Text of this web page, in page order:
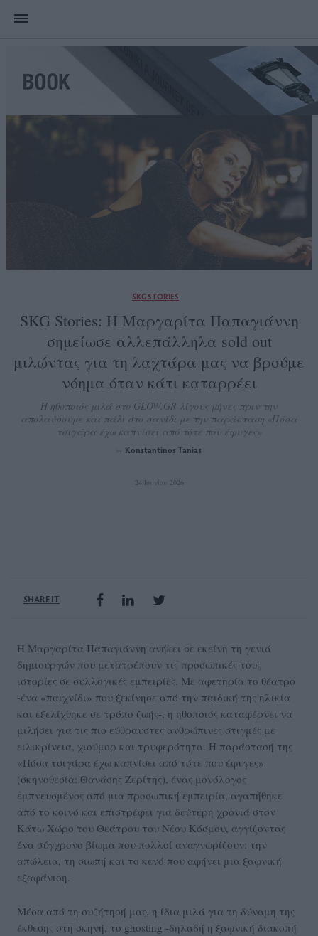
SKG STORIES
SKG Stories: Η Μαργαρίτα Παπαγιάννη
σημείωσε αλλεπάλληλα sold out
μιλώντας για τη λαχτάρα μας να βρούμε
νόημα όταν κάτι καταρρέει
Η ηθοποιός μιλά στο GLOW.GR λίγους μήνες πριν την
απολαύσουμε και πάλι στο σανίδι με την παράσταση «Πόσα
τσιγάρα έχω καπνίσει από τότε που έφυγες»
Konstantinos Tanias
24 Ιουνίου 2026
SHARE IT
Η Μαργαρίτα Παπαγιάννη ανήκει σε εκείνη τη γενιά
δημιουργών που μετατρέπουν τις προσωπικές τους
ιστορίες σε συλλογικές εμπειρίες. Με αφετηρία το θέατρο
-ένα «παιχνίδι» που ξεκίνησε από την παιδική της ηλικία
και εξελίχθηκε σε τρόπο ζωής-, η ηθοποιός καταφέρνει να
μιλήσει για τις πιο εύθραυστες ανθρώπινες στιγμές με
ειλικρίνεια, χιούμορ και τρυφερότητα. Η παράστασή της
«Πόσα τσιγάρα έχω καπνίσει από τότε που έφυγες»
(σκηνοθεσία: Θανάσης Ζερίτης), ένας μονόλογος
εμπνευσμένος από μια προσωπική εμπειρία, αγαπήθηκε
από το κοινό και επιστρέφει για δεύτερη χρονιά στον
Κάτω Χώρο του Θεάτρου του Νέου Κόσμου, αγγίζοντας
ένα σύγχρονο βίωμα που πολλοί αναγνωρίζουν: την
απώλεια, τη σιωπή και το κενό που αφήνει μια ξαφνική
εξαφάνιση.
Μέσα από τη συζήτησή μας, η ίδια μιλά για τη δύναμη της
έκθεσης στη σκηνή, το ghosting -δηλαδή η ξαφνική διακοπή